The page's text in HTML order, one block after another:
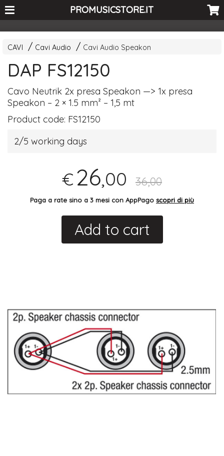
<-- Curio's GSC -->PROMUSICSTORE.IT
CAVI Cavi Audio Cavi Audio Speakon
DAP FS12150
Cavo Neutrik 2x presa Speakon —> 1x presa
Speakon – 2 × 1.5 mm² – 1,5 mt
Product code: FS12150
2/5 working days
€26,00 36,00
Paga a rate sino a 3 mesi con AppPago scopri di più
Add to cart